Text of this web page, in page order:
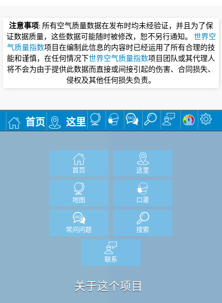
注意事项: 所有空气质量数据在发布时均未经验证，并且为了保
证数据质量，这些数据可能随时被修改，恕不另行通知。 世界空
气质量指数项目在编制此信息的内容时已经运用了所有合理的技
能和谨慎，在任何情况下世界空气质量指数项目团队或其代理人
将不会为由于提供此数据而直接或间接引起的伤害、合同损失、
侵权及其他任何损失负责。
首页 这里
首页 这里
地图 口罩
常问问题 搜索
联系
关于这个项目